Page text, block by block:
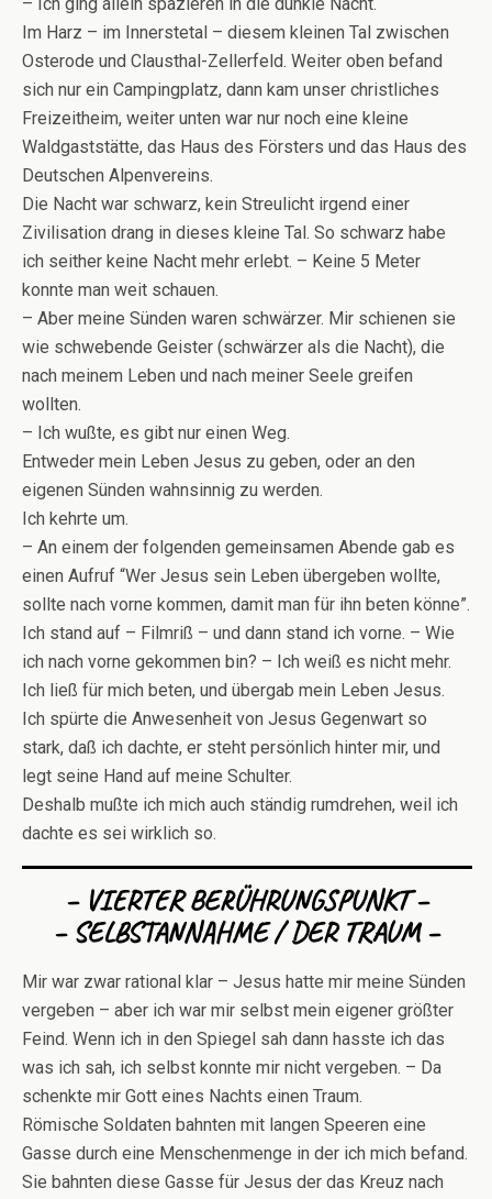
Im Harz – im Innerstetal – diesem kleinen Tal zwischen
Osterode und Clausthal-Zellerfeld. Weiter oben befand
sich nur ein Campingplatz, dann kam unser christliches
Freizeitheim, weiter unten war nur noch eine kleine
Waldgaststätte, das Haus des Försters und das Haus des
Deutschen Alpenvereins.
Die Nacht war schwarz, kein Streulicht irgend einer
Zivilisation drang in dieses kleine Tal. So schwarz habe
ich seither keine Nacht mehr erlebt. – Keine 5 Meter
konnte man weit schauen.
– Aber meine Sünden waren schwärzer. Mir schienen sie
wie schwebende Geister (schwärzer als die Nacht), die
nach meinem Leben und nach meiner Seele greifen
wollten.
– Ich wußte, es gibt nur einen Weg.
Entweder mein Leben Jesus zu geben, oder an den
eigenen Sünden wahnsinnig zu werden.
Ich kehrte um.
– An einem der folgenden gemeinsamen Abende gab es
einen Aufruf “Wer Jesus sein Leben übergeben wollte,
sollte nach vorne kommen, damit man für ihn beten könne”.
Ich stand auf – Filmriß – und dann stand ich vorne. – Wie
ich nach vorne gekommen bin? – Ich weiß es nicht mehr.
Ich ließ für mich beten, und übergab mein Leben Jesus.
Ich spürte die Anwesenheit von Jesus Gegenwart so
stark, daß ich dachte, er steht persönlich hinter mir, und
legt seine Hand auf meine Schulter.
Deshalb mußte ich mich auch ständig rumdrehen, weil ich
dachte es sei wirklich so.
– VIERTER BERÜHRUNGSPUNKT –
– SELBSTANNAHME / DER TRAUM –
Mir war zwar rational klar – Jesus hatte mir meine Sünden
vergeben – aber ich war mir selbst mein eigener größter
Feind. Wenn ich in den Spiegel sah dann hasste ich das
was ich sah, ich selbst konnte mir nicht vergeben. – Da
schenkte mir Gott eines Nachts einen Traum.
Römische Soldaten bahnten mit langen Speeren eine
Gasse durch eine Menschenmenge in der ich mich befand.
Sie bahnten diese Gasse für Jesus der das Kreuz nach